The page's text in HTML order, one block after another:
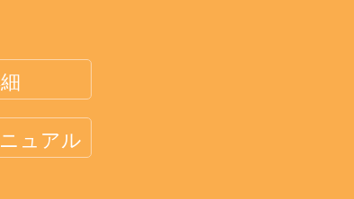
ュアル